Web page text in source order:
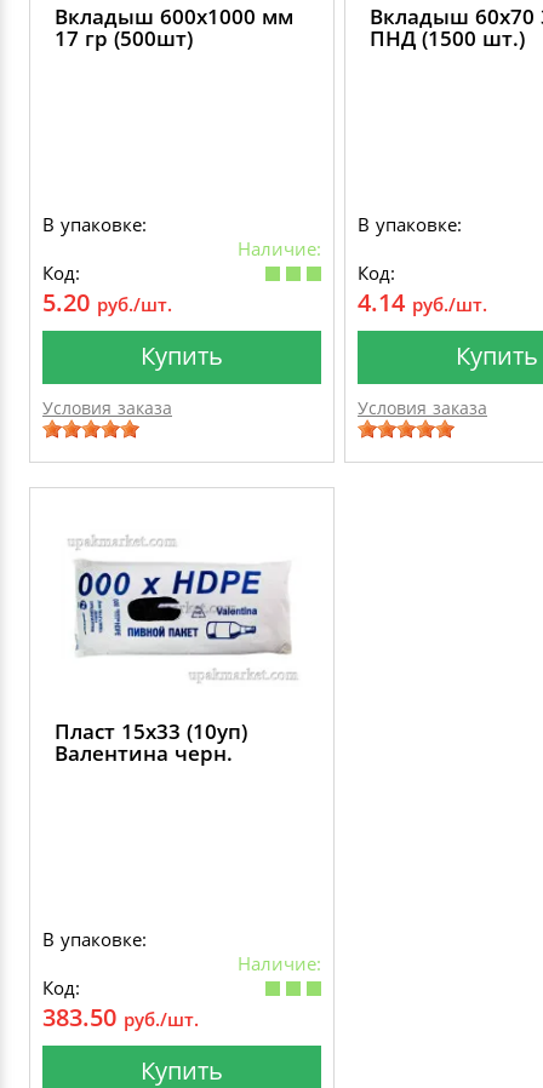
Вкладыш 600х1000 мм
17 гр (500шт)
В упаковке:
Наличие:
Код:
5.20 руб./шт.
Купить
Условия заказа
Вкладыш 60х70
ПНД (1500 шт.)
В упаковке:
Код:
4.14 руб./шт.
Купить
Условия заказа
Пласт 15х33 (10уп)
Валентина черн.
В упаковке:
Наличие:
Код:
383.50 руб./шт.
Купить